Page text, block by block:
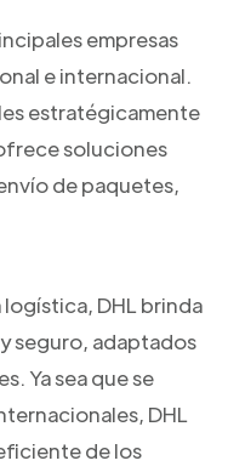
empresas
e internacional.
estratégicamente
soluciones
de paquetes,
DHL brinda
seguro, adaptados
Ya sea que se
DHL
de los